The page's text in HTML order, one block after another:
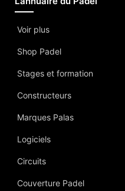
Voir plus
Shop Padel
Stages et formation
Constructeurs
Marques Palas
Logiciels
Circuits
Couverture Padel